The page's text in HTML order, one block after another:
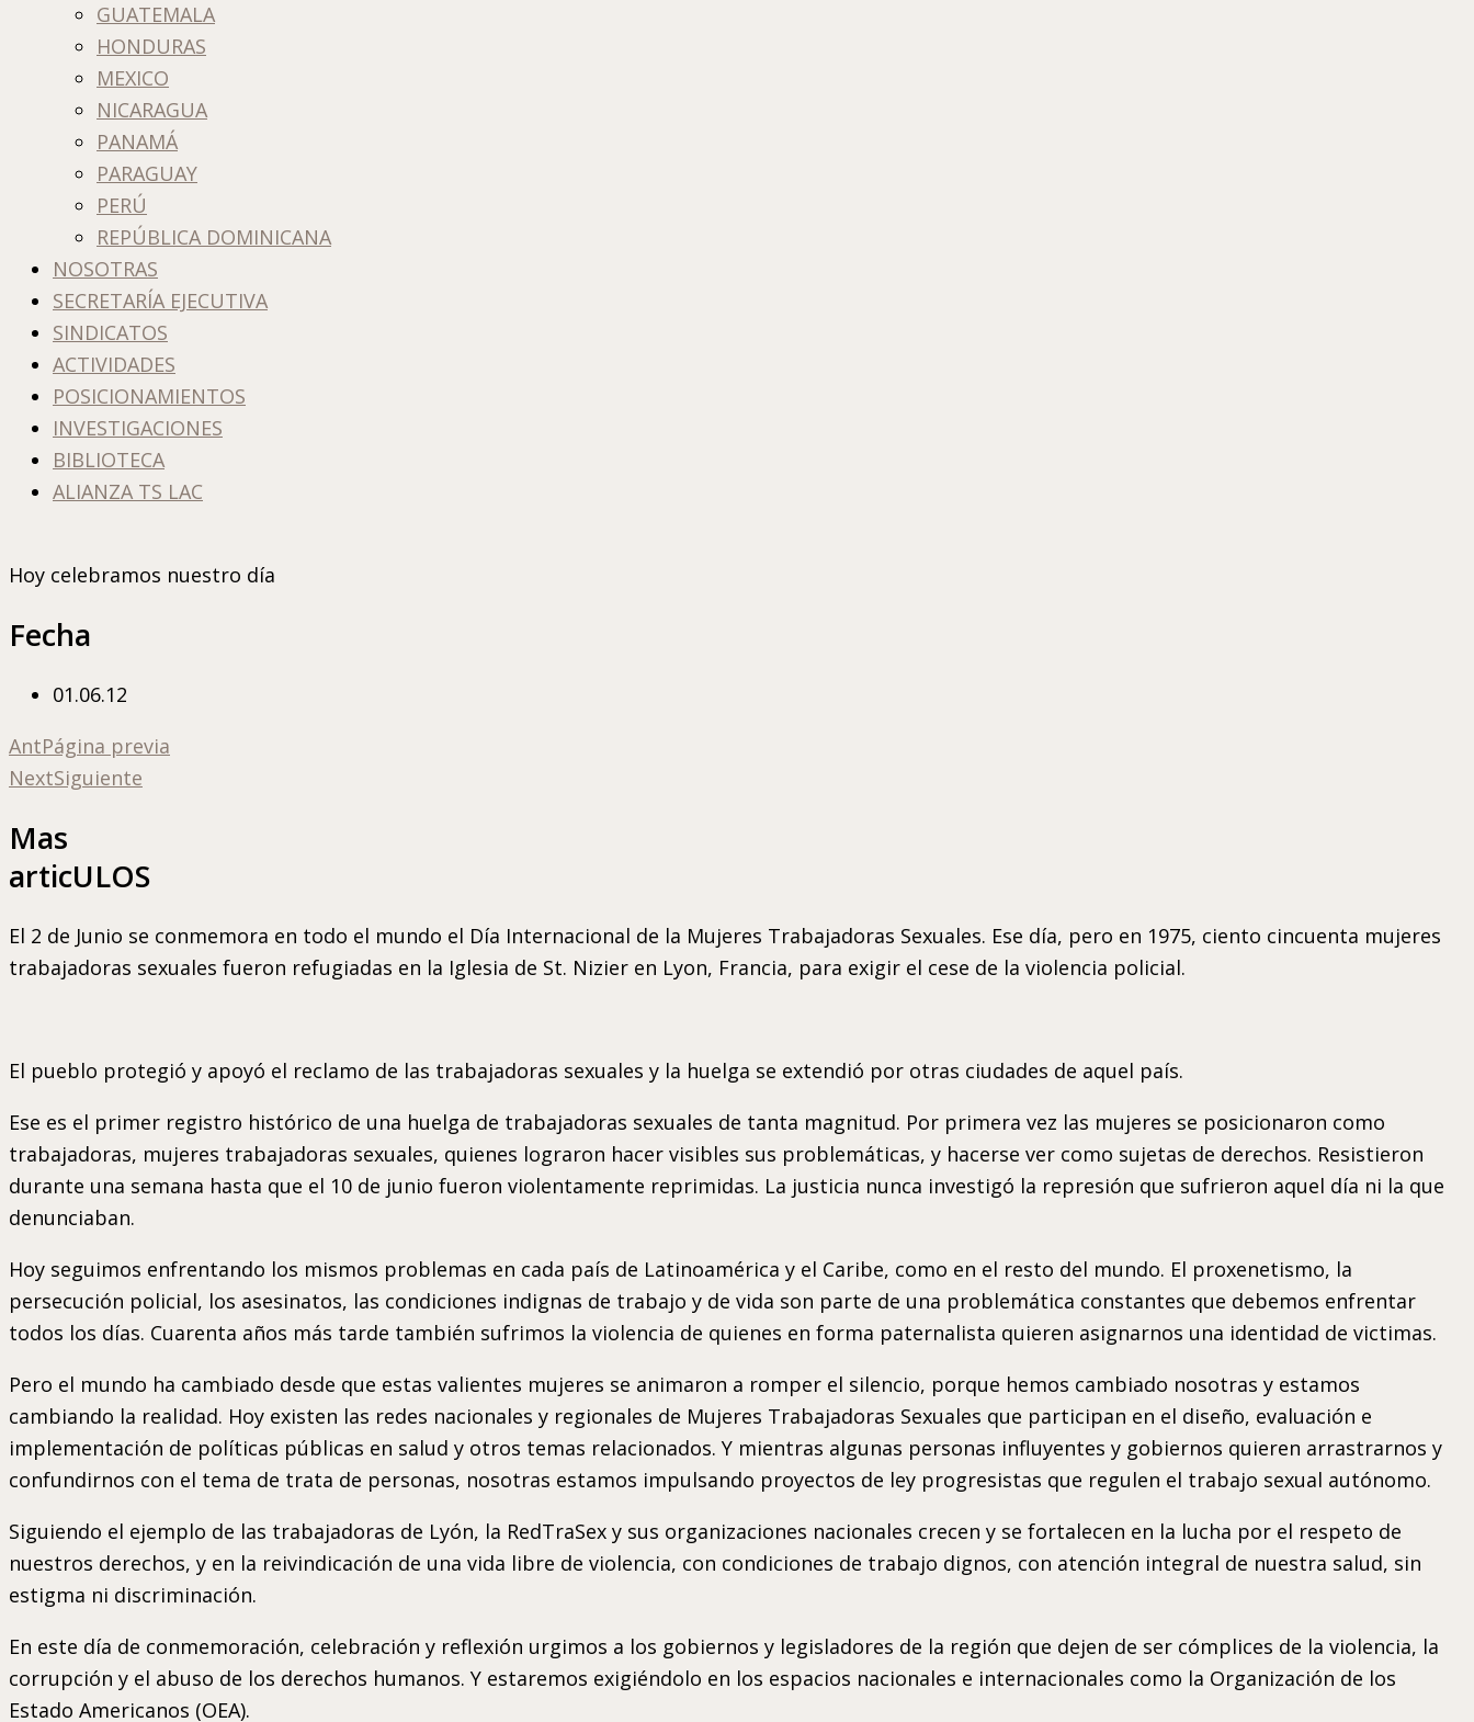
GUATEMALA
HONDURAS
MEXICO
NICARAGUA
PANAMÁ
PARAGUAY
PERÚ
REPÚBLICA DOMINICANA
NOSOTRAS
SECRETARÍA EJECUTIVA
SINDICATOS
ACTIVIDADES
POSICIONAMIENTOS
INVESTIGACIONES
BIBLIOTECA
ALIANZA TS LAC
Hoy celebramos nuestro día
Fecha
01.06.12
AntPágina previa
NextSiguiente
Mas
articULOS
El 2 de Junio se conmemora en todo el mundo el Día Internacional de la Mujeres Trabajadoras Sexuales. Ese día, pero en 1975, ciento cincuenta mujeres
trabajadoras sexuales fueron refugiadas en la Iglesia de St. Nizier en Lyon, Francia, para exigir el cese de la violencia policial.
El pueblo protegió y apoyó el reclamo de las trabajadoras sexuales y la huelga se extendió por otras ciudades de aquel país.
Ese es el primer registro histórico de una huelga de trabajadoras sexuales de tanta magnitud. Por primera vez las mujeres se posicionaron como
trabajadoras, mujeres trabajadoras sexuales, quienes lograron hacer visibles sus problemáticas, y hacerse ver como sujetas de derechos. Resistieron
durante una semana hasta que el 10 de junio fueron violentamente reprimidas. La justicia nunca investigó la represión que sufrieron aquel día ni la que
denunciaban.
Hoy seguimos enfrentando los mismos problemas en cada país de Latinoamérica y el Caribe, como en el resto del mundo. El proxenetismo, la
persecución policial, los asesinatos, las condiciones indignas de trabajo y de vida son parte de una problemática constantes que debemos enfrentar
todos los días. Cuarenta años más tarde también sufrimos la violencia de quienes en forma paternalista quieren asignarnos una identidad de victimas.
Pero el mundo ha cambiado desde que estas valientes mujeres se animaron a romper el silencio, porque hemos cambiado nosotras y estamos
cambiando la realidad. Hoy existen las redes nacionales y regionales de Mujeres Trabajadoras Sexuales que participan en el diseño, evaluación e
implementación de políticas públicas en salud y otros temas relacionados. Y mientras algunas personas influyentes y gobiernos quieren arrastrarnos y
confundirnos con el tema de trata de personas, nosotras estamos impulsando proyectos de ley progresistas que regulen el trabajo sexual autónomo.
Siguiendo el ejemplo de las trabajadoras de Lyón, la RedTraSex y sus organizaciones nacionales crecen y se fortalecen en la lucha por el respeto de
nuestros derechos, y en la reivindicación de una vida libre de violencia, con condiciones de trabajo dignos, con atención integral de nuestra salud, sin
estigma ni discriminación.
En este día de conmemoración, celebración y reflexión urgimos a los gobiernos y legisladores de la región que dejen de ser cómplices de la violencia, la
corrupción y el abuso de los derechos humanos. Y estaremos exigiéndolo en los espacios nacionales e internacionales como la Organización de los
Estado Americanos (OEA).